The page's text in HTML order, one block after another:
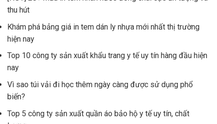
thu hút
Khám phá bảng giá in tem dán ly nhựa mới nhất thị trường
hiện nay
Top 10 công ty sản xuất khẩu trang y tế uy tín hàng đầu hiện
nay
Vì sao túi vải đi học thêm ngày càng được sử dụng phổ
biến?
Top 5 công ty sản xuất quần áo bảo hộ y tế uy tín, chất